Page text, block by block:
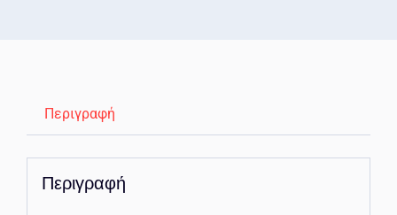
Περιγραφή
Περιγραφή